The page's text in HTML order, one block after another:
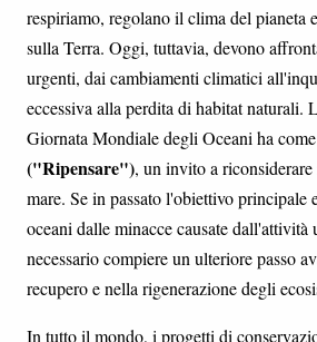
respiriamo, regolano il clima del pianeta
sulla Terra. Oggi, tuttavia, devono
urgenti, dai cambiamenti climatici
eccessiva alla perdita di habitat naturali.
Giornata Mondiale degli Oceani ha
("Ripensare"), un invito a
mare. Se in passato l'obiettivo principale
oceani dalle minacce causate dall'attività
necessario compiere un ulteriore passo
recupero e nella rigenerazione degli
In tutto il mondo, i progetti di